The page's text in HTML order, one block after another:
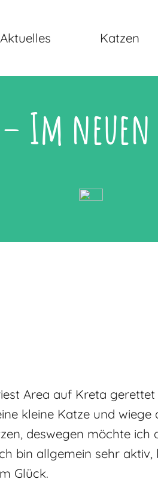
Aktuelles Katzen
Im neuen
Area auf Kreta
kleine Katze und wiege
deswegen möchte
bin allgemein sehr
Glück.